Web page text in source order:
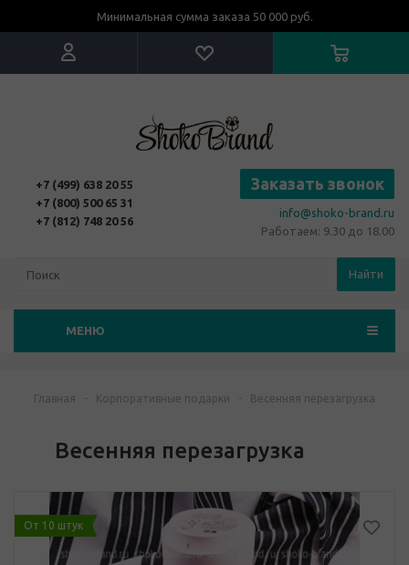
Минимальная сумма заказа 50 000 руб.
+7 (499) 638 20 55
+7 (800) 500 65 31
+7 (812) 748 20 56
Заказать звонок
info@shoko-brand.ru
Работаем: 9.30 до 18.00
Найти
МЕНЮ
Главная - Корпоративные подарки - Весенняя перезагрузка
Весенняя перезагрузка
От 10 штук